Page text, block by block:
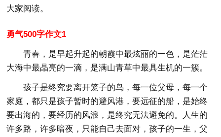
大家阅读。
勇气500字作文1
青春，是早起升起的朝霞中最炫丽的一色，是茫茫
大海中最晶亮的一滴，是满山青草中最具生机的一簇。
孩子是终究要离开笼子的鸟，每一位父母，每一个
家庭，都只是孩子暂时的避风港，要远征的船，是始终
要出海的，要经历的风浪，是终究无法避免的。人生的
许多路，许多暗夜，只能自己去面对，孩子的一生，父